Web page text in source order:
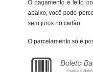
O pagamento é feito
abaixo, você pode
sem juros no cartão.
O parcelamento só é